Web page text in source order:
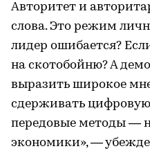
Авторитет и
слова. Это режим
лидер ошибается?
на скотобойню? А
выразить широкое
сдерживать
передовые методы —
экономики», —